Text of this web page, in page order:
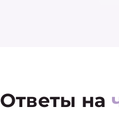
Ответы на